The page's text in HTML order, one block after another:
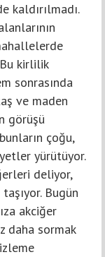
kaldırılmadı.
kirlilik
sonrasında
ve maden
görüşü
çoğu,
yürütüyor.
deliyor,
Bugün
akciğer
daha sormak